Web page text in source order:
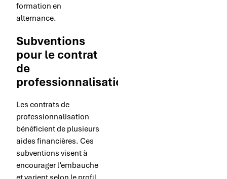
formation en
alternance.
Subventions
pour le contrat
de
professionnalisation
Les contrats de
professionnalisation
bénéficient de plusieurs
aides financières. Ces
subventions visent à
encourager l’embauche